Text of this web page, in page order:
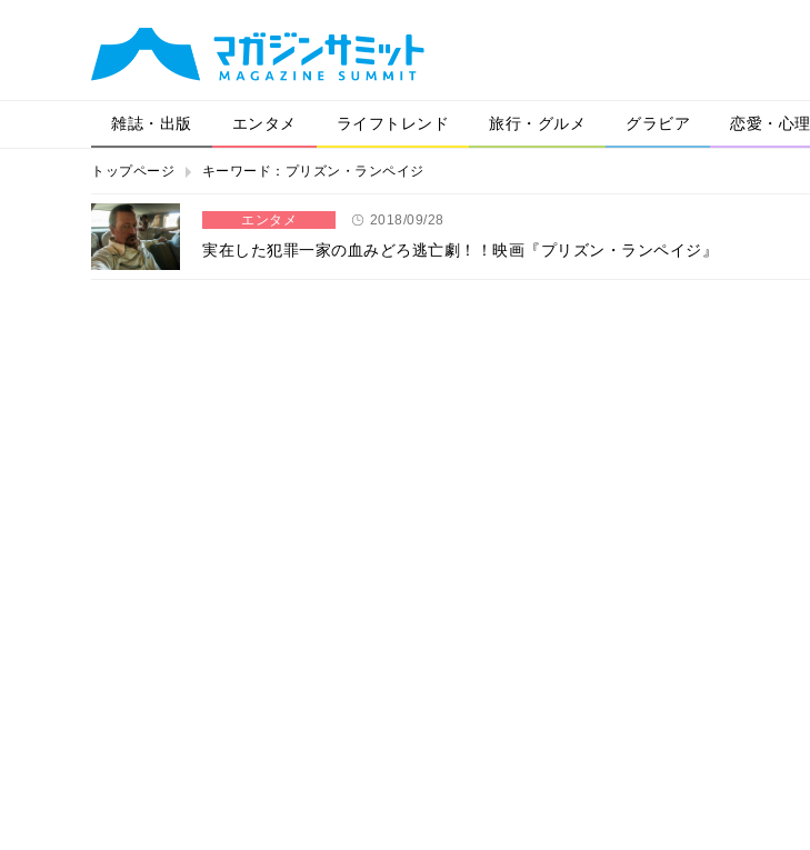
雑誌・出版 エンタメ ライフトレンド 旅行・グルメ グラビア 恋愛・心理
トップページ キーワード：プリズン・ランペイジ
エンタメ 2018/09/28
実在した犯罪一家の血みどろ逃亡劇！！映画『プリズン・ランペイジ』